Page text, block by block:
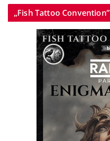
„Fish Tattoo Convention”